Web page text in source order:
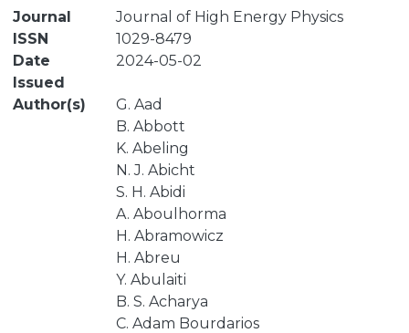
Journal
Journal of High Energy Physics
ISSN
1029-8479
Date
Issued
2024-05-02
Author(s)
G. Aad
B. Abbott
K. Abeling
N. J. Abicht
S. H. Abidi
A. Aboulhorma
H. Abramowicz
H. Abreu
Y. Abulaiti
B. S. Acharya
C. Adam Bourdarios